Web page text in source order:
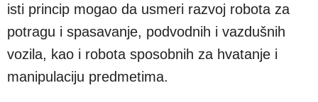
isti princip mogao da usmeri razvoj robota za
potragu i spasavanje, podvodnih i vazdušnih
vozila, kao i robota sposobnih za hvatanje i
manipulaciju predmetima.